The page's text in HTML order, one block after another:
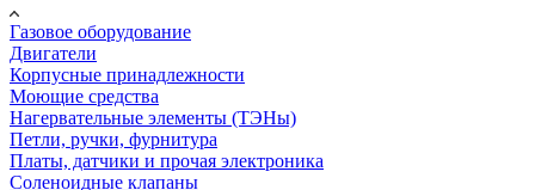
Газовое оборудование
Двигатели
Корпусные принадлежности
Моющие средства
Нагервательные элементы (ТЭНы)
Петли, ручки, фурнитура
Платы, датчики и прочая электроника
Соленоидные клапаны